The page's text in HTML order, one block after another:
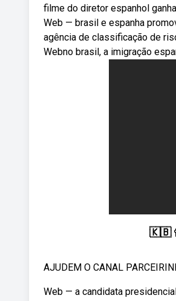
filme do diretor espanhol
Web — brasil e espanha
agência de classificação de
Webno brasil, a imigração
🇰🇧
AJUDEM O CANAL
Web — a candidata